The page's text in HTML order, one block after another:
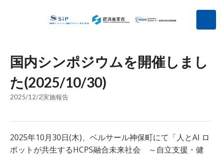
2025/12/2実施報告
国内シンポジウムを開催しまし
た(2025/10/30)
2025年10月30日(木)、ベルサール神保町にて「人とAI ロ
ボットが共生するHCPS融合未来社会 ～自立支援・健